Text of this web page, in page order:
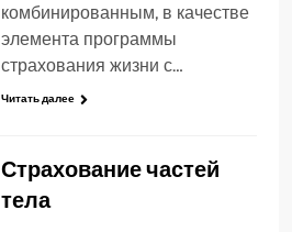
комбинированным, в качестве
элемента программы
страхования жизни с…
Читать далее
Страхование частей
тела